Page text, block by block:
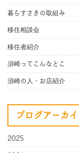
暮らすさきの取組み
移住相談会
移住者紹介
須崎ってこんなとこ
須崎の人・お店紹介
ブログアーカ
2025